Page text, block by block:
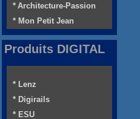
* Architecture-Passion
* Mon Petit Jean
Produits DIGITAL
* Lenz
* Digirails
* ESU